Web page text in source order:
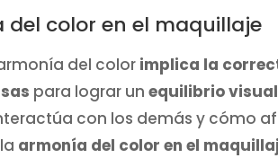
color en el maquillaje
del color implica la
para lograr unequilibrio visual
con los demás y cómo
armonía del color en el